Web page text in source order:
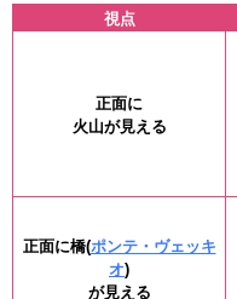
視点
正面に
火山が見える
正面に橋(ポンテ・ヴェッキ
オ)
が見える